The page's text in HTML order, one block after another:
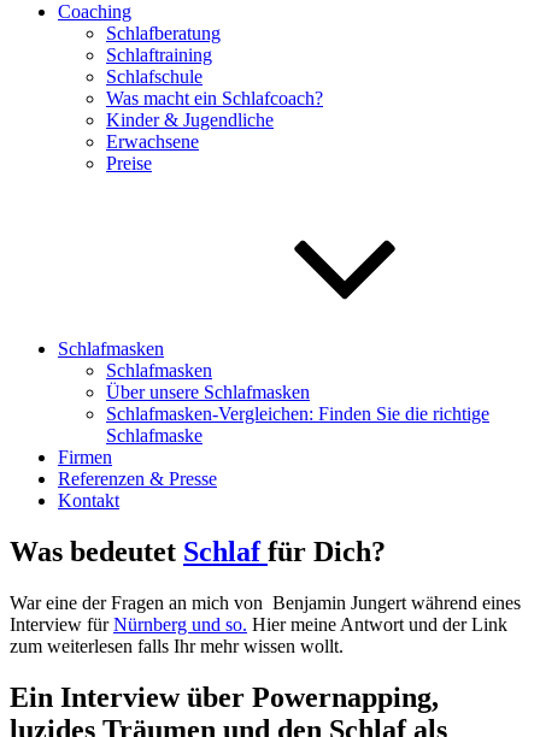
Coaching
Schlafberatung
Schlaftraining
Schlafschule
Was macht ein Schlafcoach?
Kinder & Jugendliche
Erwachsene
Preise
Schlafmasken
Schlafmasken
Über unsere Schlafmasken
Schlafmasken-Vergleichen: Finden Sie die richtige
Schlafmaske
Firmen
Referenzen & Presse
Kontakt
Was bedeutet Schlaffür Dich?
War eine der Fragen an mich von Benjamin Jungert während eines
Interview fürNürnberg und so. Hier meine Antwort und der Link
zum weiterlesen falls Ihr mehr wissen wollt.
Ein Interview über Powernapping,
luzides Träumen und den Schlaf als